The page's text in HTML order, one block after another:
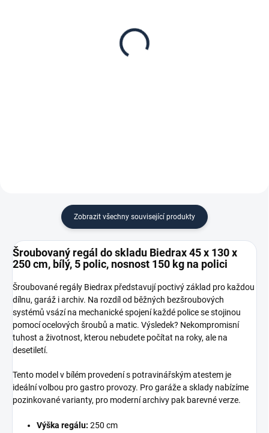
Zobrazit všechny související produkty
Šroubovaný regál do skladu Biedrax 45 x 130 x
250 cm, bílý, 5 polic, nosnost 150 kg na polici
Šroubované regály Biedrax představují poctivý základ pro každou
dílnu, garáž i archiv. Na rozdíl od běžných bezšroubových
systémů vsází na mechanické spojení každé police se stojinou
pomocí ocelových šroubů a matic. Výsledek? Nekompromisní
tuhost a životnost, kterou nebudete počítat na roky, ale na
desetiletí.
Tento model v bílém provedení s potravinářským atestem je
ideální volbou pro gastro provozy. Pro garáže a sklady nabízíme
pozinkované varianty, pro moderní archivy pak barevné verze.
Výška regálu: 250 cm